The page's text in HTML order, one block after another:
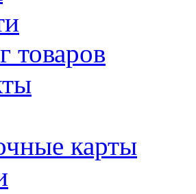
товаров
карты